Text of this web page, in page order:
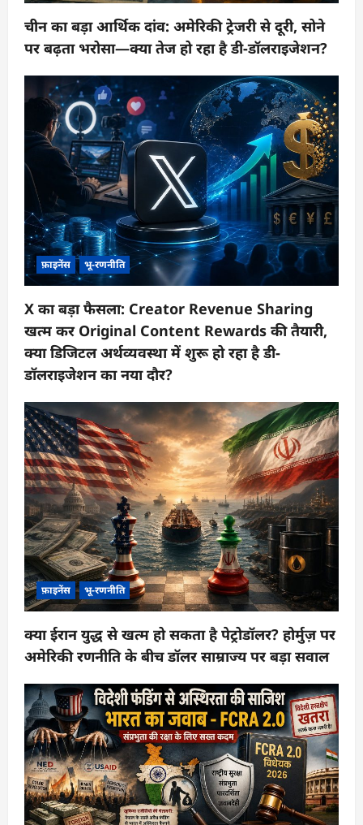
चीन का बड़ा आर्थिक दांव: अमेरिकी ट्रेजरी से दूरी, सोने
पर बढ़ता भरोसा—क्या तेज हो रहा है डी-डॉलराइजेशन?
फ़ाइनेंस भू-रणनीति
X का बड़ा फैसला: Creator Revenue Sharing
खत्म कर Original Content Rewards की तैयारी,
क्या डिजिटल अर्थव्यवस्था में शुरू हो रहा है डी-
डॉलराइजेशन का नया दौर?
फ़ाइनेंस भू-रणनीति
क्या ईरान युद्ध से खत्म हो सकता है पेट्रोडॉलर? होर्मुज़ पर
अमेरिकी रणनीति के बीच डॉलर साम्राज्य पर बड़ा सवाल